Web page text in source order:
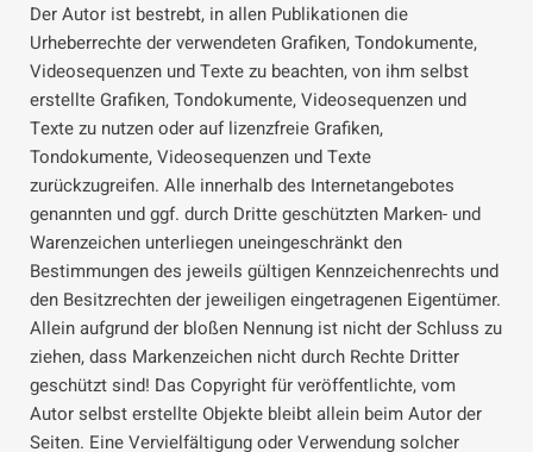
Der Autor ist bestrebt, in allen Publikationen die
Urheberrechte der verwendeten Grafiken, Tondokumente,
Videosequenzen und Texte zu beachten, von ihm selbst
erstellte Grafiken, Tondokumente, Videosequenzen und
Texte zu nutzen oder auf lizenzfreie Grafiken,
Tondokumente, Videosequenzen und Texte
zurückzugreifen. Alle innerhalb des Internetangebotes
genannten und ggf. durch Dritte geschützten Marken- und
Warenzeichen unterliegen uneingeschränkt den
Bestimmungen des jeweils gültigen Kennzeichenrechts und
den Besitzrechten der jeweiligen eingetragenen Eigentümer.
Allein aufgrund der bloßen Nennung ist nicht der Schluss zu
ziehen, dass Markenzeichen nicht durch Rechte Dritter
geschützt sind! Das Copyright für veröffentlichte, vom
Autor selbst erstellte Objekte bleibt allein beim Autor der
Seiten. Eine Vervielfältigung oder Verwendung solcher